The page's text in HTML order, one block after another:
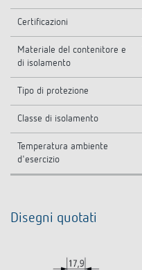
Certificazioni
Materiale del contenitore e
di isolamento
Tipo di protezione
Classe di isolamento
Temperatura ambiente
d'esercizio
Disegni quotati